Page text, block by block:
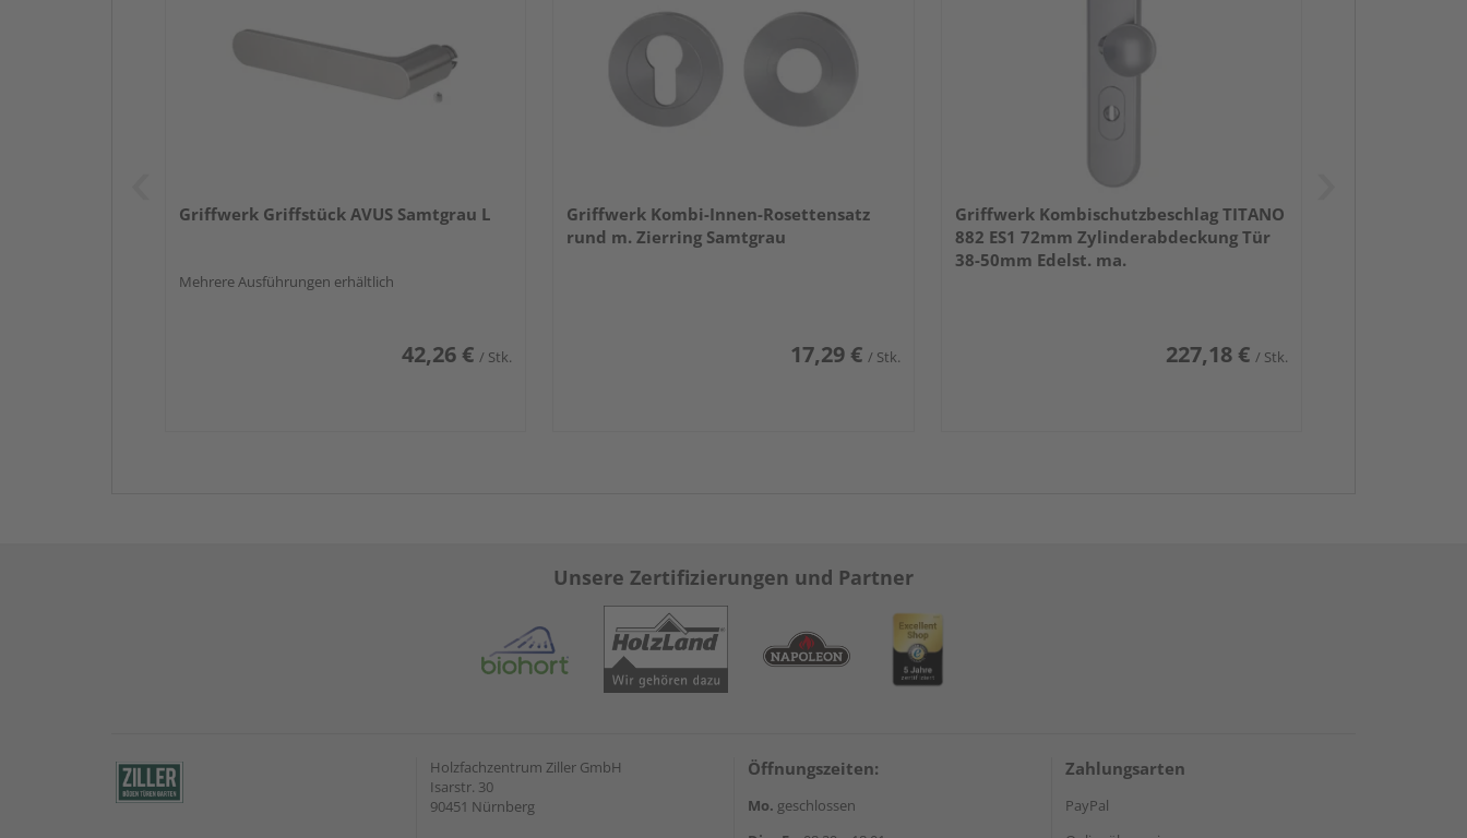
Griffwerk Griffstück AVUS Samtgrau L
Mehrere Ausführungen erhältlich
42,26 € / Stk.
Griffwerk Kombi-Innen-Rosettensatz
rund m. Zierring Samtgrau
17,29 € / Stk.
Griffwerk Kombischutzbeschlag TITANO
882 ES1 72mm Zylinderabdeckung Tür
38-50mm Edelst. ma.
227,18 € / Stk.
Unsere Zertifizierungen und Partner
Holzfachzentrum Ziller GmbH
Isarstr. 30
90451 Nürnberg
Öffnungszeiten:
Mo. geschlossen
Zahlungsarten
PayPal